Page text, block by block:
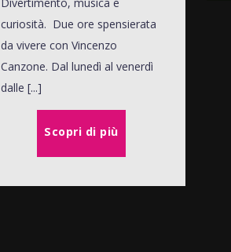
Divertimento, musica e
curiosità. Due ore spensierata
da vivere con Vincenzo
Canzone. Dal lunedì al venerdì
dalle [...]
Scopri di più